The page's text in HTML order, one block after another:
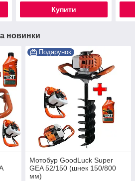
Купити
новинки
Подарунок
Мотобур GoodLuck Super
GEA 52/150 (шнек 150/800
мм)